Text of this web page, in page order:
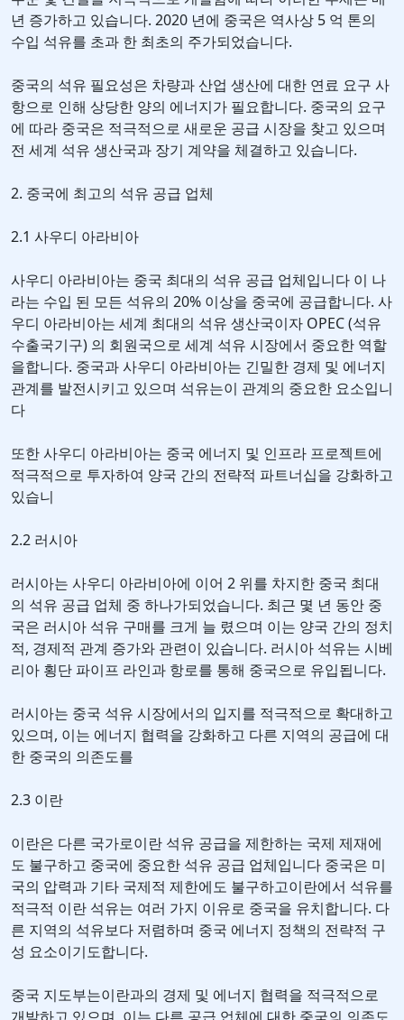
년 증가하고 있습니다. 2020 년에 중국은 역사상 5 억 톤의
수입 석유를 초과 한 최초의 주가되었습니다.
중국의 석유 필요성은 차량과 산업 생산에 대한 연료 요구 사
항으로 인해 상당한 양의 에너지가 필요합니다. 중국의 요구
에 따라 중국은 적극적으로 새로운 공급 시장을 찾고 있으며
전 세계 석유 생산국과 장기 계약을 체결하고 있습니다.
2. 중국에 최고의 석유 공급 업체
2.1 사우디 아라비아
사우디 아라비아는 중국 최대의 석유 공급 업체입니다 이 나
라는 수입 된 모든 석유의 20% 이상을 중국에 공급합니다. 사
우디 아라비아는 세계 최대의 석유 생산국이자 OPEC (석유
수출국기구) 의 회원국으로 세계 석유 시장에서 중요한 역할
을합니다. 중국과 사우디 아라비아는 긴밀한 경제 및 에너지
관계를 발전시키고 있으며 석유는이 관계의 중요한 요소입니
다
또한 사우디 아라비아는 중국 에너지 및 인프라 프로젝트에
적극적으로 투자하여 양국 간의 전략적 파트너십을 강화하고
있습니
2.2 러시아
러시아는 사우디 아라비아에 이어 2 위를 차지한 중국 최대
의 석유 공급 업체 중 하나가되었습니다. 최근 몇 년 동안 중
국은 러시아 석유 구매를 크게 늘 렸으며 이는 양국 간의 정치
적, 경제적 관계 증가와 관련이 있습니다. 러시아 석유는 시베
리아 횡단 파이프 라인과 항로를 통해 중국으로 유입됩니다.
러시아는 중국 석유 시장에서의 입지를 적극적으로 확대하고
있으며, 이는 에너지 협력을 강화하고 다른 지역의 공급에 대
한 중국의 의존도를
2.3 이란
이란은 다른 국가로이란 석유 공급을 제한하는 국제 제재에
도 불구하고 중국에 중요한 석유 공급 업체입니다 중국은 미
국의 압력과 기타 국제적 제한에도 불구하고이란에서 석유를
적극적 이란 석유는 여러 가지 이유로 중국을 유치합니다. 다
른 지역의 석유보다 저렴하며 중국 에너지 정책의 전략적 구
성 요소이기도합니다.
중국 지도부는이란과의 경제 및 에너지 협력을 적극적으로